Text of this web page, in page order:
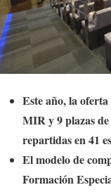
Este año, la
MIR y 9 plazas
repartidas en 41
El modelo de
Formación